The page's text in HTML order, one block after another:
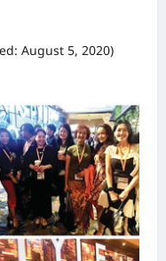
August 5, 2020)